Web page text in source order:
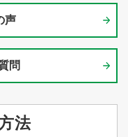
声
問
法